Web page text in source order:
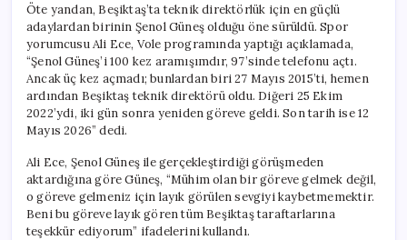
Öte yandan, Beşiktaş’ta teknik direktörlük için en güçlü
adaylardan birinin Şenol Güneş olduğu öne sürüldü. Spor
yorumcusu Ali Ece, Vole programında yaptığı açıklamada,
“Şenol Güneş’i 100 kez aramışımdır, 97’sinde telefonu açtı.
Ancak üç kez açmadı; bunlardan biri 27 Mayıs 2015’ti, hemen
ardından Beşiktaş teknik direktörü oldu. Diğeri 25 Ekim
2022’ydi, iki gün sonra yeniden göreve geldi. Son tarih ise 12
Mayıs 2026” dedi.
Ali Ece, Şenol Güneş ile gerçekleştirdiği görüşmeden
aktardığına göre Güneş, “Mühim olan bir göreve gelmek değil,
o göreve gelmeniz için layık görülen sevgiyi kaybetmemektir.
Beni bu göreve layık gören tüm Beşiktaş taraftarlarına
teşekkür ediyorum” ifadelerini kullandı.